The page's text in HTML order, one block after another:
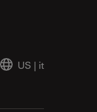
US | it